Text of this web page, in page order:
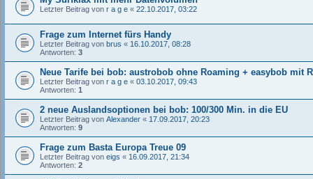
Letzter Beitrag von r a g e « 22.10.2017, 03:22
Frage zum Internet fürs Handy
Letzter Beitrag von brus « 16.10.2017, 08:28
Antworten: 3
Neue Tarife bei bob: austrobob ohne Roaming + easybob mit
Letzter Beitrag von r a g e « 03.10.2017, 09:43
Antworten: 1
2 neue Auslandsoptionen bei bob: 100/300 Min. in die EU
Letzter Beitrag von Alexander « 17.09.2017, 20:23
Antworten: 9
Frage zum Basta Europa Treue 09
Letzter Beitrag von eigs « 16.09.2017, 21:34
Antworten: 2